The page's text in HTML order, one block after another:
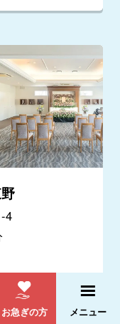
4
細を見る
電話をかける
お急ぎの方 メニュー